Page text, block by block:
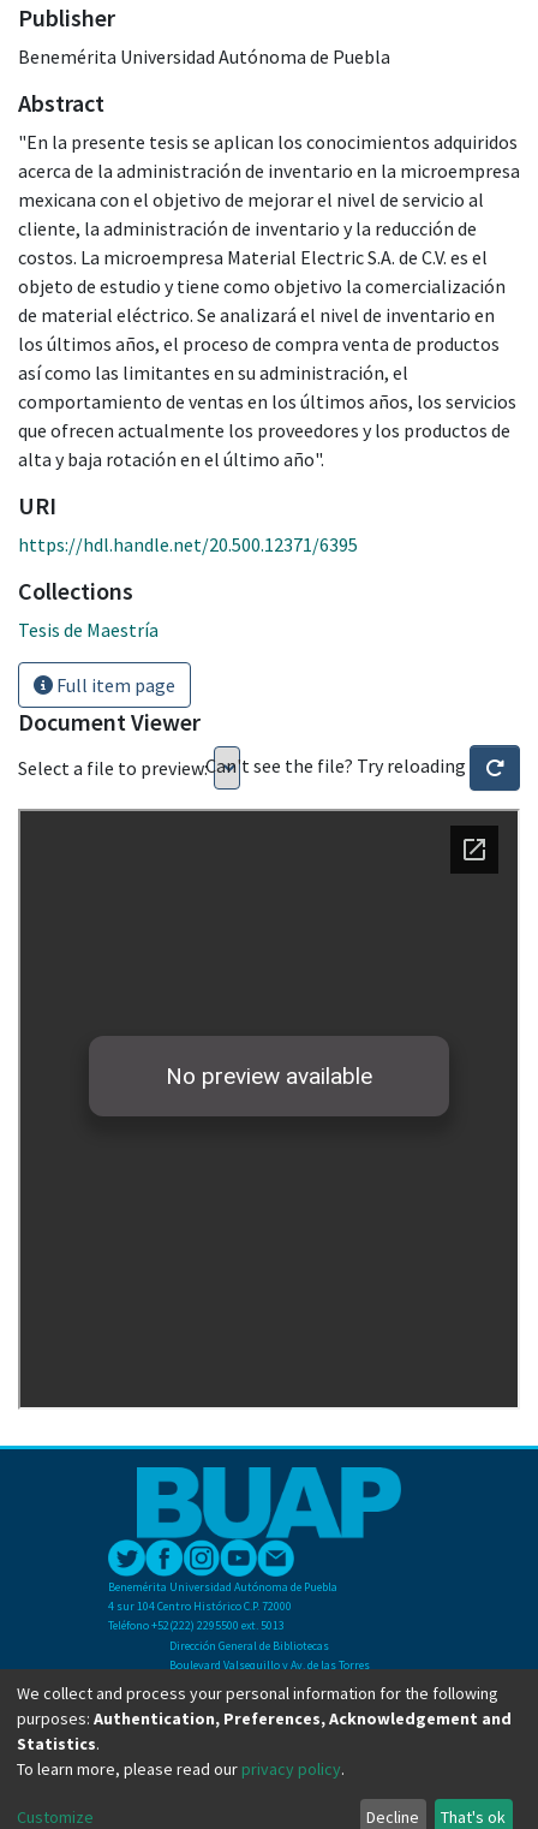
Publisher
Benemérita Universidad Autónoma de Puebla
Abstract
"En la presente tesis se aplican los conocimientos adquiridos
acerca de la administración de inventario en la microempresa
mexicana con el objetivo de mejorar el nivel de servicio al
cliente, la administración de inventario y la reducción de
costos. La microempresa Material Electric S.A. de C.V. es el
objeto de estudio y tiene como objetivo la comercialización
de material eléctrico. Se analizará el nivel de inventario en
los últimos años, el proceso de compra venta de productos
así como las limitantes en su administración, el
comportamiento de ventas en los últimos años, los servicios
que ofrecen actualmente los proveedores y los productos de
alta y baja rotación en el último año".
URI
https://hdl.handle.net/20.500.12371/6395
Collections
Tesis de Maestría
Full item page
Document Viewer
Select a file to preview:Can't see the file? Try reloading
Benemérita Universidad Autónoma de Puebla
4 sur 104 Centro Histórico C.P. 72000
Teléfono +52(222) 2295500 ext. 5013
Dirección General de Bibliotecas
Boulevard Valsequillo y Av. de las Torres
Ciudad Universitaria. Col. San Manuel
C.P. 72570
Teléfono +52 (222) 2295500 Ext 2901
Copyright © Dirección General de Bibliotecas - BUAP 2024. All right reserved.
We collect and process your personal information for the following
purposes: Authentication, Preferences, Acknowledgement and
Statistics.
To learn more, please read our privacy policy.
Customize Decline That's ok